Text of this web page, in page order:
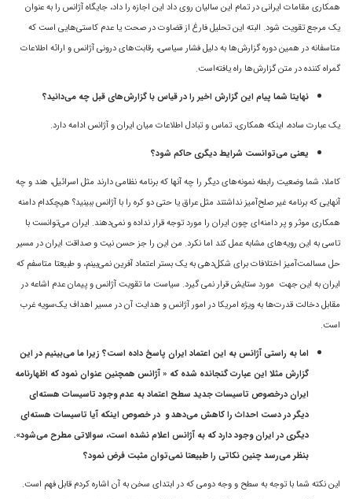
همکاری مقامات ایرانی در تمام این سالیان روی داد این اجازه را داد، جایگاه آژانس را به عنوان
یک مرجع تقویت شود. البته این تحلیل فارغ از قضاوت در صحت یا عدم کاستی‌هایی است که
متاسفانه در همین دوره گزارش‌ها به دلیل فشار سیاسی، رقابت‌های درونی آژانس و ارائه اطلاعات
گمراه کننده در متن گزارش‌ها راه یافته‌است.
نهایتا شما پیام این گزارش اخیر را در قیاس با گزارش‌های قبل چه می‌دانید؟
یک عبارت ساده، اینکه همکاری، تماس و تبادل اطلاعات میان ایران و آژانس ادامه دارد.
یعنی می‌توانست شرایط دیگری حاکم شود؟
کاملا، شما وضعیت رابطه نمونه‌های دیگر را چه آنها که برنامه نظامی دارند مثل اسرائیل، هند و چه
آنهایی که برنامه غیر صلح‌آمیز نداشتند مثل عراق یا حتی دو کره را با آژانس ببینید؟ هیچکدام دامنه
همکاری موثر و پر دامنه‌ای چون ایران را مورد توجه قرار نداده و نمی‌دهند. ایران می‌توانست با
تاسی به این رویه‌های مشابه عمل کند اما نکرد. من این را جز حسن نیت و صداقت ایران در مسیر
حل مسالمت‌آمیز اختلافات برای شکل‌دهی به یک بستر اعتماد آفرین نمی‌بینم، و طبیعتا متاسفم که
ایران به این جهت مورد ستایش قرار نمی گیرد. سیاست ما تقویت آژانس و پیمان عدم اشاعه در
مقابل دخالت قدرت‌ها به ویژه امریکا در امور آژانس و هدایت آن در مسیر اهداف یک‌سویه غرب
است.
اما به راستی آژانس به این اعتماد ایران پاسخ داده است؟ زیرا ما می‌بینیم در این
گزارش مثلا این عبارت گنجانده شده که « آژانس همچنین عنوان نمود که اظهارنامه
ایران درخصوص تاسیسات جدید سطح اعتماد به عدم وجود تاسیسات هسته‌ای
دیگر در دست احداث را کاهش می‌دهد و در خصوص اینکه آیا تاسیسات هسته‌ای
دیگری در ایران وجود دارد که به آژانس اعلام نشده است، سوالاتی مطرح می‌شود».
بنظر می‌رسدچنین نکاتی راطبیعتا نمی‌توان مثبت فرضنمود؟
این نکته شما با توجه به سطح و وجه دومی که در ابتدای سخن به آن اشاره کردم قابل فهم است.